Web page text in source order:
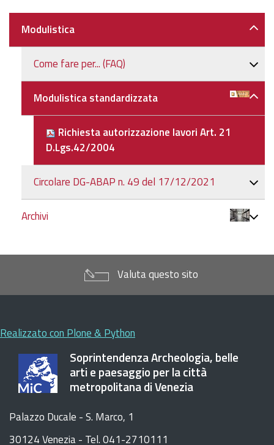
Navigazione
Modulistica
Come fare per... (FAQ)
Modulistica standardizzata
Richiesta autorizzazione lavori Art. 21
D.Lgs.42/2004
Circolare DG-ABAP n. 49 del 17/12/2021
Archivi
Valuta questo sito
Realizzato con Plone & Python
Soprintendenza Archeologia, belle
arti e paesaggio per la città
metropolitana di Venezia
Palazzo Ducale - S. Marco, 1
30124 Venezia - Tel. 041-2710111